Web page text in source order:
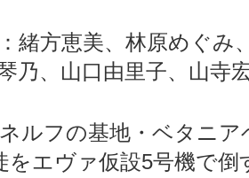
緒方恵美、林原めぐみ
乃、山口由里子、山寺
ルフの基地・ベタニア
をエヴァ仮設5号機で倒